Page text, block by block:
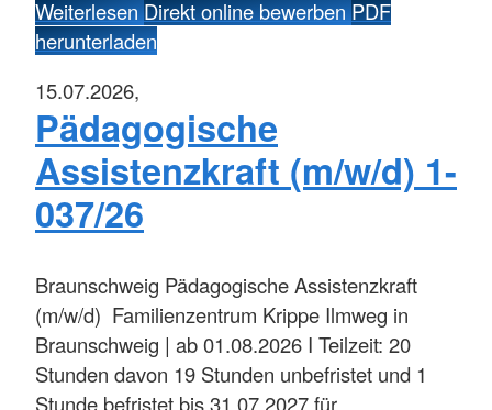
WeiterlesenDirekt online bewerbenPDF
herunterladen
15.07.2026,
Pädagogische
Assistenzkraft (m/w/d) 1-
037/26
Braunschweig Pädagogische Assistenzkraft
(m/w/d) Familienzentrum Krippe Ilmweg in
Braunschweig | ab 01.08.2026 I Teilzeit: 20
Stunden davon 19 Stunden unbefristet und 1
Stunde befristet bis 31.07.2027 für…